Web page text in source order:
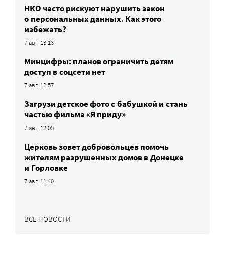
НКО часто рискуют нарушить закон
о персональных данных. Как этого
избежать?
7 авг, 13:13
Минцифры: планов ограничить детям
доступ в соцсети нет
7 авг, 12:57
Загрузи детское фото с бабушкой и стань
частью фильма «Я приду»
7 авг, 12:05
Церковь зовет добровольцев помочь
жителям разрушенных домов в Донецке
и Горловке
7 авг, 11:40
ВСЕ НОВОСТИ